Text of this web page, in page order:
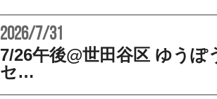
2026/7/31
7/26午後@世田谷区 ゆうぽ
セ…